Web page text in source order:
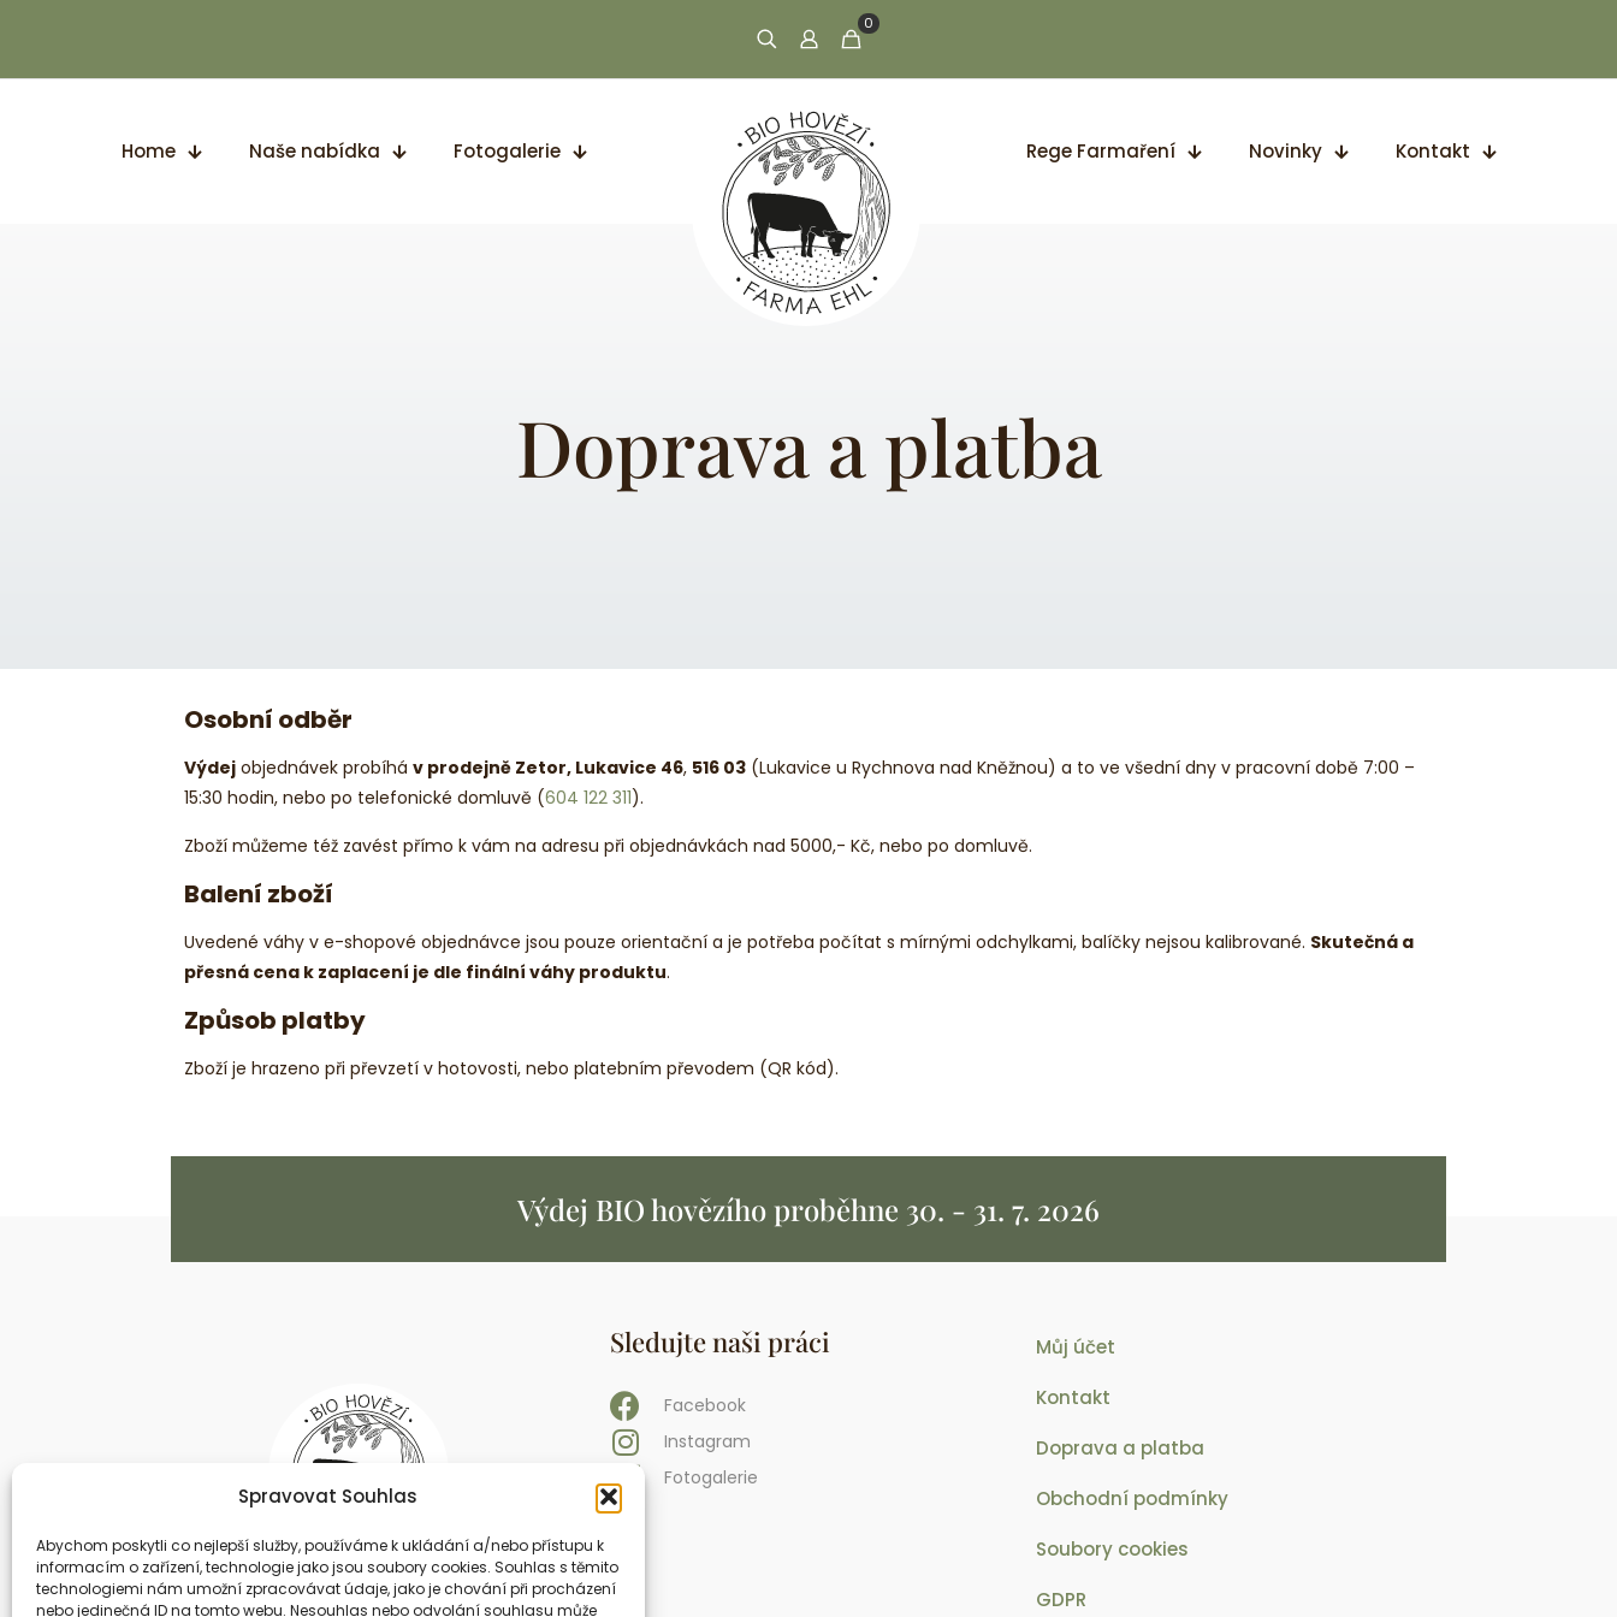
Spravovat Souhlas
Abychom poskytli co nejlepší služby, používáme k ukládání a/nebo přístupu k
informacím o zařízení, technologie jako jsou soubory cookies. Souhlas s těmito
technologiemi nám umožní zpracovávat údaje, jako je chování při procházení
nebo jedinečná ID na tomto webu. Nesouhlas nebo odvolání souhlasu může
0
Home Naše nabídka Fotogalerie Rege Farmaření Novinky Kontakt
Doprava a platba
Osobní odběr
Výdejobjednávek probíhá v prodejně Zetor, Lukavice 46, 516 03(Lukavice u Rychnova nad Kněžnou) a to ve všední dny v pracovní době 7:00 –
15:30 hodin, nebo po telefonické domluvě (604 122 311).
Zboží můžeme též zavést přímo k vám na adresu při objednávkách nad 5000,- Kč, nebo po domluvě.
Balení zboží
Uvedené váhy v e-shopové objednávce jsou pouze orientační a je potřeba počítat s mírnými odchylkami, balíčky nejsou kalibrované. Skutečná a
přesná cena k zaplacení je dle finální váhy produktu.
Způsob platby
Zboží je hrazeno při převzetí v hotovosti, nebo platebním převodem (QR kód).
Výdej BIO hovězího proběhne 30. - 31. 7. 2026
Sledujte naši práci
Facebook
Instagram
Fotogalerie
Můj účet
Kontakt
Doprava a platba
Obchodní podmínky
Soubory cookies
GDPR